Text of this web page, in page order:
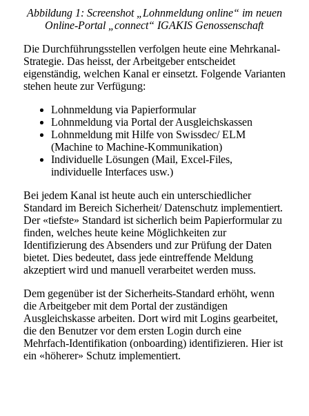
Abbildung 1: Screenshot „Lohnmeldung online“ im neuen
Online-Portal „connect“ IGAKIS Genossenschaft
Die Durchführungsstellen verfolgen heute eine Mehrkanal-
Strategie. Das heisst, der Arbeitgeber entscheidet
eigenständig, welchen Kanal er einsetzt. Folgende Varianten
stehen heute zur Verfügung:
Lohnmeldung via Papierformular
Lohnmeldung via Portal der Ausgleichskassen
Lohnmeldung mit Hilfe von Swissdec/ ELM
(Machine to Machine-Kommunikation)
Individuelle Lösungen (Mail, Excel-Files,
individuelle Interfaces usw.)
Bei jedem Kanal ist heute auch ein unterschiedlicher
Standard im Bereich Sicherheit/ Datenschutz implementiert.
Der «tiefste» Standard ist sicherlich beim Papierformular zu
finden, welches heute keine Möglichkeiten zur
Identifizierung des Absenders und zur Prüfung der Daten
bietet. Dies bedeutet, dass jede eintreffende Meldung
akzeptiert wird und manuell verarbeitet werden muss.
Dem gegenüber ist der Sicherheits-Standard erhöht, wenn
die Arbeitgeber mit dem Portal der zuständigen
Ausgleichskasse arbeiten. Dort wird mit Logins gearbeitet,
die den Benutzer vor dem ersten Login durch eine
Mehrfach-Identifikation (onboarding) identifizieren. Hier ist
ein «höherer» Schutz implementiert.